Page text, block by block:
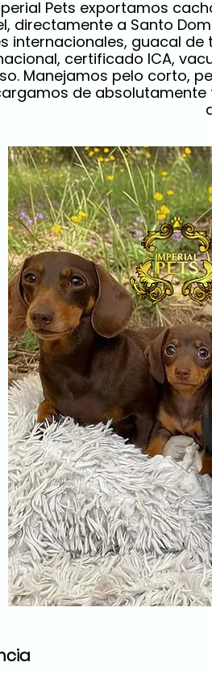
Pets exportamos
directamente a Santo
internacionales, guacal
certificado ICA,
Manejamos pelo corto,
de